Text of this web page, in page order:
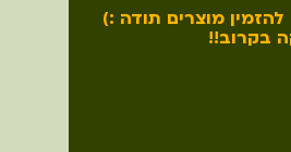
מוצרים תודה :)
בקרוב!!